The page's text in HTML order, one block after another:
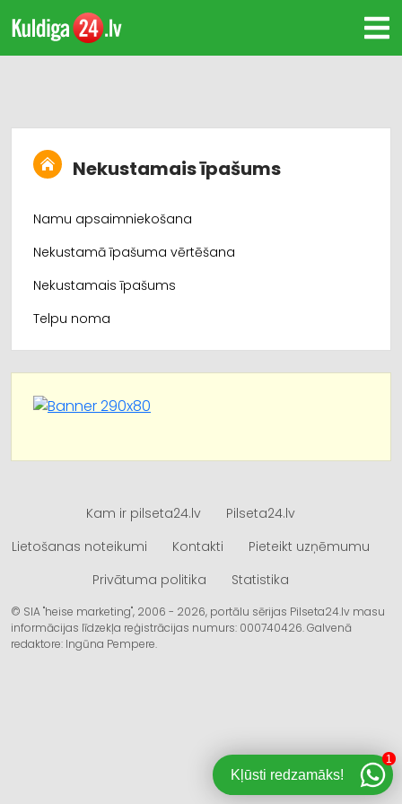
Nekustamais īpašums
Namu apsaimniekošana
Nekustamā īpašuma vērtēšana
Nekustamais īpašums
Telpu noma
Kam ir pilseta24.lv
Pilseta24.lv
Lietošanas noteikumi
Kontakti
Pieteikt uzņēmumu
Privātuma politika
Statistika
© SIA "heise marketing", 2006 - 2026, portālu sērijas Pilseta24.lv masu
informācijas līdzekļa reģistrācijas numurs: 000740426. Galvenā
redaktore: Ingūna Pempere.
Kļūsti redzamāks!
1